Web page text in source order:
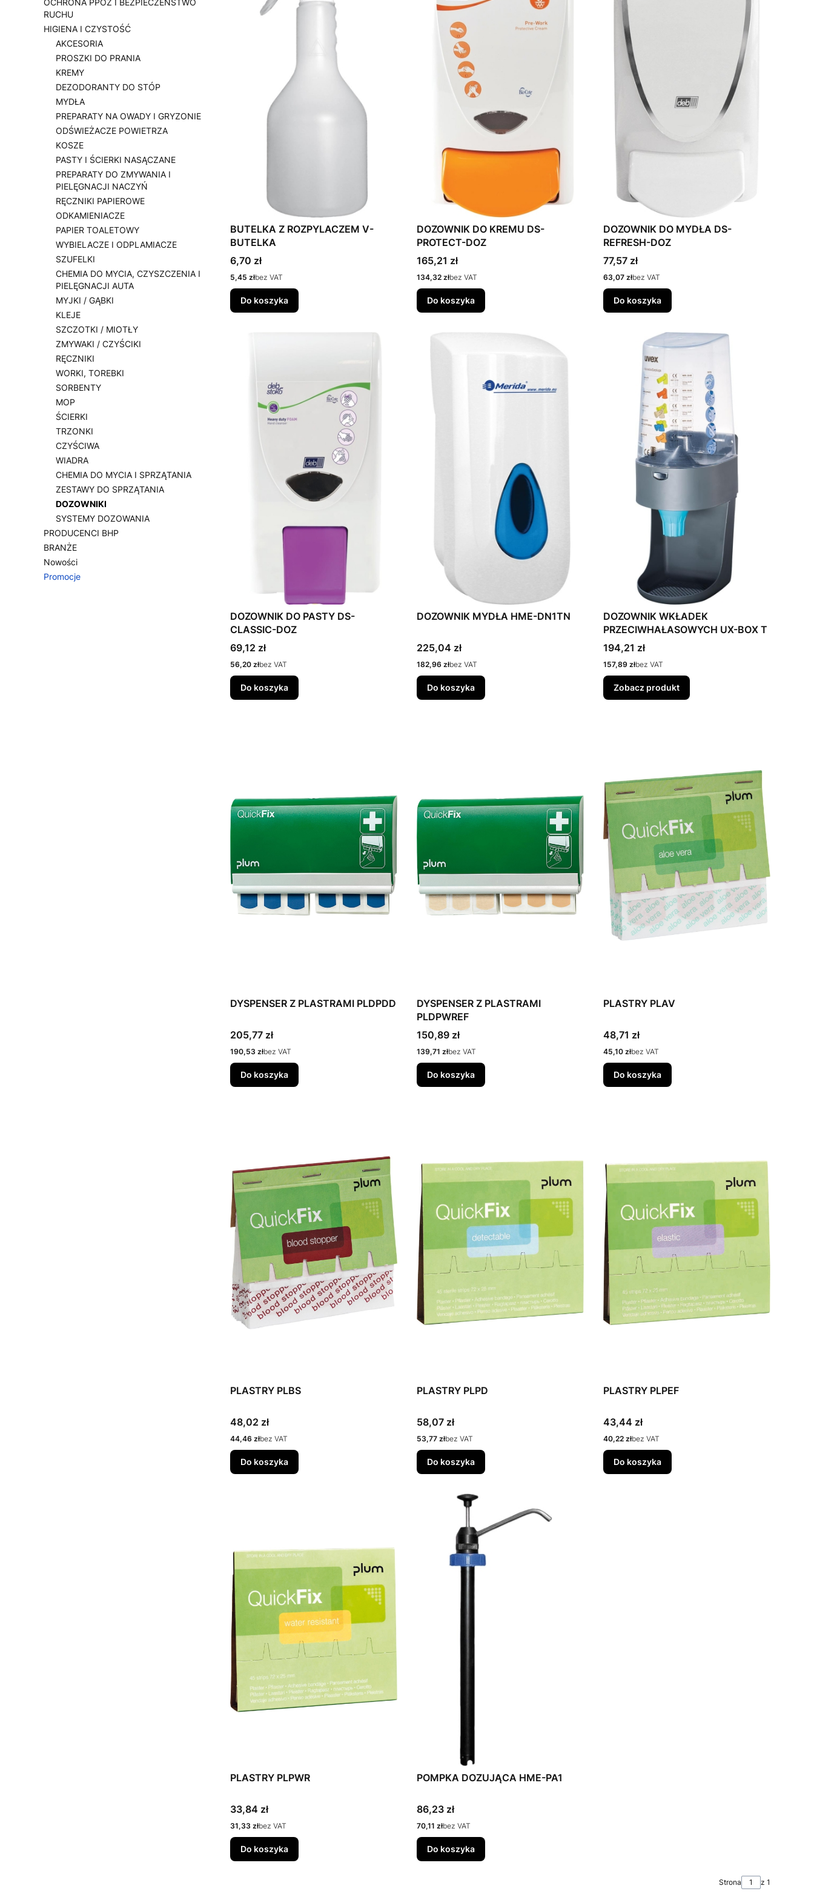
OCHRONA PPOŻ I BEZPIECZEŃSTWO
RUCHU
HIGIENA I CZYSTOŚĆ
AKCESORIA
PROSZKI DO PRANIA
KREMY
DEZODORANTY DO STÓP
MYDŁA
PREPARATY NA OWADY I GRYZONIE
ODŚWIEŻACZE POWIETRZA
KOSZE
PASTY I ŚCIERKI NASĄCZANE
PREPARATY DO ZMYWANIA I
PIELĘGNACJI NACZYŃ
RĘCZNIKI PAPIEROWE
ODKAMIENIACZE
PAPIER TOALETOWY
WYBIELACZE I ODPLAMIACZE
SZUFELKI
CHEMIA DO MYCIA, CZYSZCZENIA I
PIELĘGNACJI AUTA
MYJKI / GĄBKI
KLEJE
SZCZOTKI / MIOTŁY
ZMYWAKI / CZYŚCIKI
RĘCZNIKI
WORKI, TOREBKI
SORBENTY
MOP
ŚCIERKI
TRZONKI
CZYŚCIWA
WIADRA
CHEMIA DO MYCIA I SPRZĄTANIA
ZESTAWY DO SPRZĄTANIA
DOZOWNIKI
SYSTEMY DOZOWANIA
PRODUCENCI BHP
BRANŻE
Nowości
Promocje
BUTELKA Z ROZPYLACZEM V-
BUTELKA
Cena
6,70 zł
Cena
5,45 złbez VAT
Do koszyka
DOZOWNIK DO KREMU DS-
PROTECT-DOZ
Cena
165,21 zł
Cena
134,32 złbez VAT
Do koszyka
DOZOWNIK DO MYDŁA DS-
REFRESH-DOZ
Cena
77,57 zł
Cena
63,07 złbez VAT
Do koszyka
DOZOWNIK DO PASTY DS-
CLASSIC-DOZ
Cena
69,12 zł
Cena
56,20 złbez VAT
Do koszyka
DOZOWNIK MYDŁA HME-DN1TN
Cena
225,04 zł
Cena
182,96 złbez VAT
Do koszyka
DOZOWNIK WKŁADEK
PRZECIWHAŁASOWYCH UX-BOX T
Cena
194,21 zł
Cena
157,89 złbez VAT
Zobacz produkt
DYSPENSER Z PLASTRAMI PLDPDD
Cena
205,77 zł
Cena
190,53 złbez VAT
Do koszyka
DYSPENSER Z PLASTRAMI
PLDPWREF
Cena
150,89 zł
Cena
139,71 złbez VAT
Do koszyka
PLASTRY PLAV
Cena
48,71 zł
Cena
45,10 złbez VAT
Do koszyka
PLASTRY PLBS
Cena
48,02 zł
Cena
44,46 złbez VAT
Do koszyka
PLASTRY PLPD
Cena
58,07 zł
Cena
53,77 złbez VAT
Do koszyka
PLASTRY PLPEF
Cena
43,44 zł
Cena
40,22 złbez VAT
Do koszyka
PLASTRY PLPWR
Cena
33,84 zł
Cena
31,33 złbez VAT
Do koszyka
POMPKA DOZUJĄCA HME-PA1
Cena
86,23 zł
Cena
70,11 złbez VAT
Do koszyka
Strona z 1